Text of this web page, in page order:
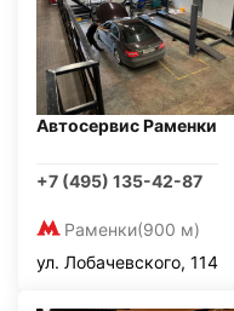
Автосервис Раменки
+7 (495) 135-42-87
Раменки(900 м)
ул. Лобачевского, 114